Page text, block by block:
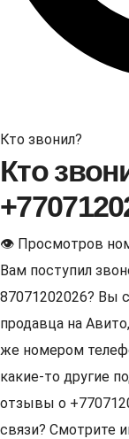
Кто звонил?
Кто
👁 Просмотров
Вам поступил
87071202026? Вы
продавца на
же номером
какие-то другие
отзывы о
связи? Смотрите